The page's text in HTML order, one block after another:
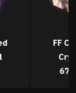
FF
67